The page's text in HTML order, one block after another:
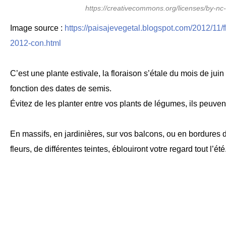
https://creativecommons.org/licenses/by-
Image source : https://paisajevegetal.blogspot.com/2012/
2012-con.html
C’est une plante estivale, la floraison s’étale du mois de
fonction des dates de semis.
Évitez de les planter entre vos plants de légumes, ils
En massifs, en jardinières, sur vos balcons, ou en bordures
fleurs, de différentes teintes, éblouiront votre regard tout